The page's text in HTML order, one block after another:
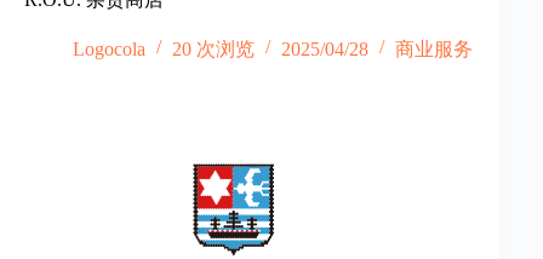
Logocola 20 次浏览 2025/04/28 商业服务